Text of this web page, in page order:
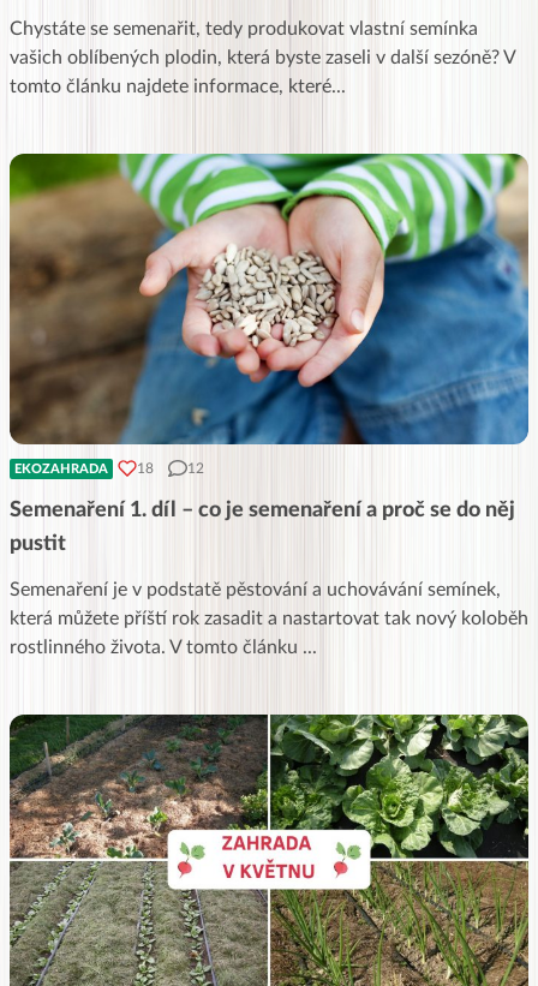
Chystáte se semenařit, tedy produkovat vlastní semínka
vašich oblíbených plodin, která byste zaseli v další sezóně? V
tomto článku najdete informace, které...
EKOZAHRADA 18 12
Semenaření 1. díl – co je semenaření a proč se do něj
pustit
Semenaření je v podstatě pěstování a uchovávání semínek,
která můžete příští rok zasadit a nastartovat tak nový koloběh
rostlinného života. V tomto článku ...